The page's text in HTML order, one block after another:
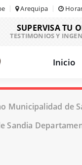
Arequipa
SUPERVISA TU
TESTIMONIOS Y
Inicio
Municipalidad de
Sandia